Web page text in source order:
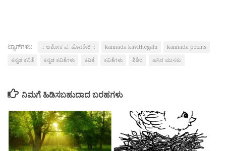
ಟ್ಯಾಗ್‌ಗಳು: :: ಅಶೋಕ ಪ. ಹೊನಕೇರಿ :: kannada kavithegalu
kannada poems
ಕನ್ನಡ ಕವಿತೆ
ಕನ್ನಡ ಕವಿತೆಗಳು ಕವಿತೆ ಕವಿತೆಗಳು ಶಿಶಿರ ಹಸಿರ ಮುಸಕು
ನಿಮಗೆ ಹಿಡಿಸಬಹುದಾದ ಬರಹಗಳು